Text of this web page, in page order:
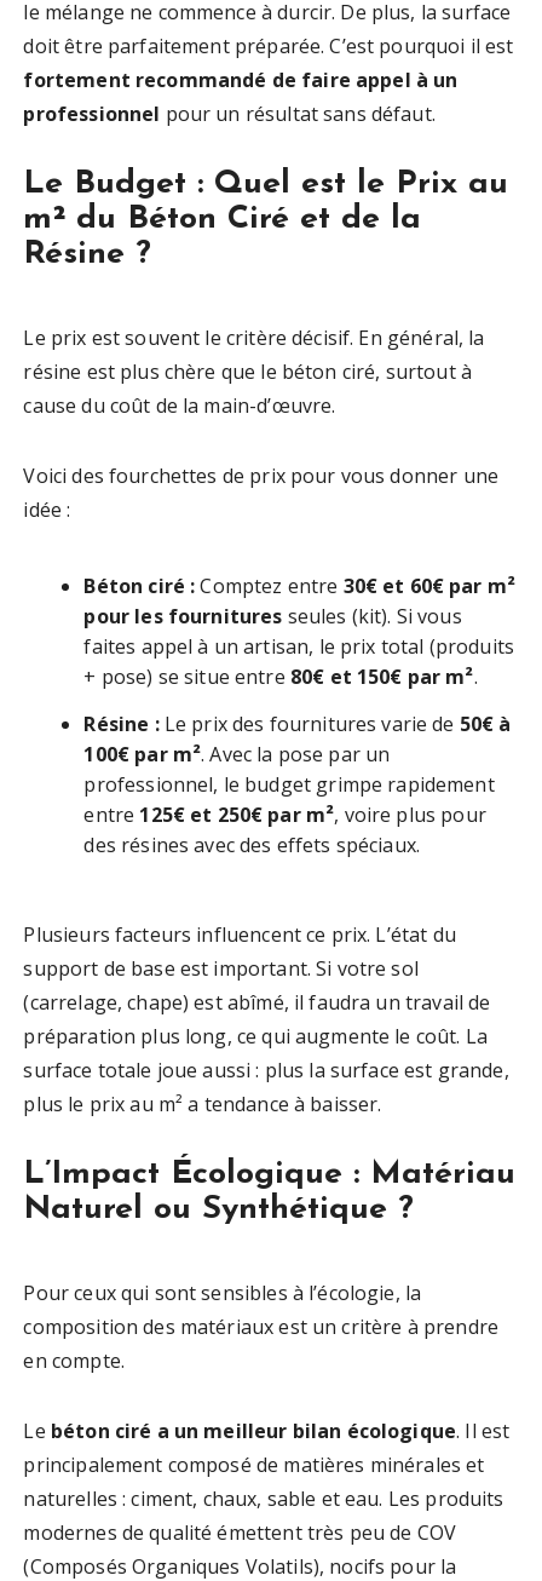
le mélange ne commence à durcir. De plus, la surface
doit être parfaitement préparée. C’est pourquoi il est
fortement recommandé de faire appel à un
professionnel pour un résultat sans défaut.
Le Budget : Quel est le Prix au
m² du Béton Ciré et de la
Résine ?
Le prix est souvent le critère décisif. En général, la
résine est plus chère que le béton ciré, surtout à
cause du coût de la main-d’œuvre.
Voici des fourchettes de prix pour vous donner une
idée :
Béton ciré :Comptez entre 30€ et 60€ par m²
pour les fournitures seules (kit). Si vous
faites appel à un artisan, le prix total (produits
+ pose) se situe entre 80€ et 150€ par m².
Résine :Le prix des fournitures varie de 50€ à
100€ par m². Avec la pose par un
professionnel, le budget grimpe rapidement
entre 125€ et 250€ par m², voire plus pour
des résines avec des effets spéciaux.
Plusieurs facteurs influencent ce prix. L’état du
support de base est important. Si votre sol
(carrelage, chape) est abîmé, il faudra un travail de
préparation plus long, ce qui augmente le coût. La
surface totale joue aussi : plus la surface est grande,
plus le prix au m² a tendance à baisser.
L’Impact Écologique : Matériau
Naturel ou Synthétique ?
Pour ceux qui sont sensibles à l’écologie, la
composition des matériaux est un critère à prendre
en compte.
Le béton ciré a un meilleur bilan écologique. Il est
principalement composé de matières minérales et
naturelles : ciment, chaux, sable et eau. Les produits
modernes de qualité émettent très peu de COV
(Composés Organiques Volatils), nocifs pour la